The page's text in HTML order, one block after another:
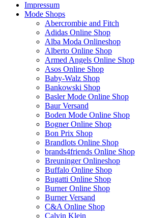
Impressum
Mode Shops
Abercrombie and Fitch
Adidas Online Shop
Alba Moda Onlineshop
Alberto Online Shop
Armed Angels Online Shop
Asos Online Shop
Baby-Walz Shop
Bankowski Shop
Basler Mode Online Shop
Baur Versand
Boden Mode Online Shop
Bogner Online Shop
Bon Prix Shop
Brandlots Online Shop
brands4friends Online Shop
Breuninger Onlineshop
Buffalo Online Shop
Bugatti Online Shop
Burner Online Shop
Burner Versand
C&A Online Shop
Calvin Klein